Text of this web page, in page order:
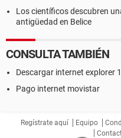
Los científicos descubren
antigüedad en Belice
CONSULTA TAMBIÉN
Descargar internet explorer
Pago internet movistar
Regístrate aquí Equipo